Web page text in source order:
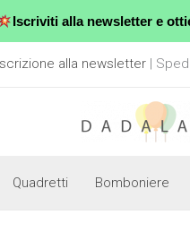
Iscriviti alla newsletter e
alla newsletter |
Quadretti Bomboniere